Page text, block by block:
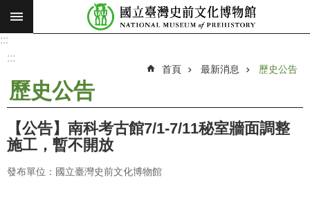
跳到主要內容區塊
搜
願
景
使
命
最
:::
:::
首頁 最新消息 歷史公告
歷史公告
【公告】南科考古館7/1-7/11秘室牆面調整
施工，暫不開放
發布單位：國立臺灣史前文化博物館